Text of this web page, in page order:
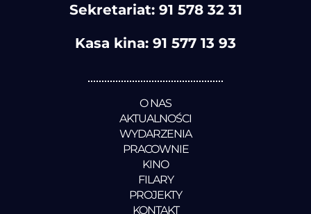
Sekretariat: 91 578 32 31
Kasa kina: 91 577 13 93
O NAS
AKTUALNOŚCI
WYDARZENIA
PRACOWNIE
KINO
FILARY
PROJEKTY
KONTAKT